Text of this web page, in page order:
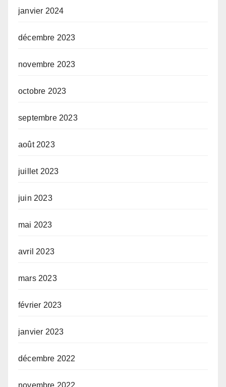
janvier 2024
décembre 2023
novembre 2023
octobre 2023
septembre 2023
août 2023
juillet 2023
juin 2023
mai 2023
avril 2023
mars 2023
février 2023
janvier 2023
décembre 2022